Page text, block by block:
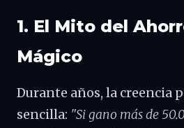
1. El Mito del
Mágico
Durante años, la creencia
sencilla: "Si gano más de